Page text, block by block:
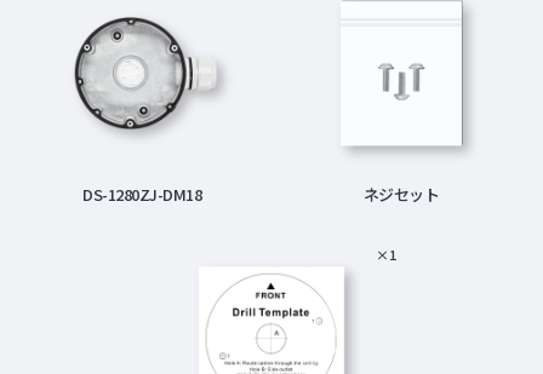
DS-1280ZJ-DM18 ネジセット
×1